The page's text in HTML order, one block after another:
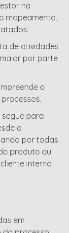
na
mapeamento,
de atividades
por parte
o
para
a
por todas
produto ou
interno
em